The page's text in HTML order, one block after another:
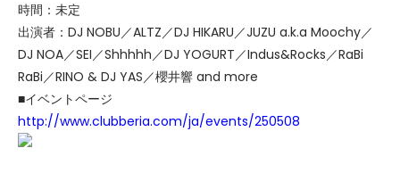
時間：未定
出演者：DJ NOBU／ALTZ／DJ HIKARU／JUZU a.k.a Moochy／
DJ NOA／SEI／Shhhhh／DJ YOGURT／Indus&Rocks／RaBi
RaBi／RINO & DJ YAS／櫻井響 and more
■イベントページ
http://www.clubberia.com/ja/events/250508